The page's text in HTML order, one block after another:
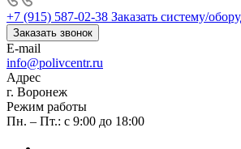
+7 (915) 587-02-38 Заказать систему/
Заказать звонок
E-mail
info@polivcentr.ru
Адрес
г. Воронеж
Режим работы
Пн. – Пт.: с 9:00 до 18:00